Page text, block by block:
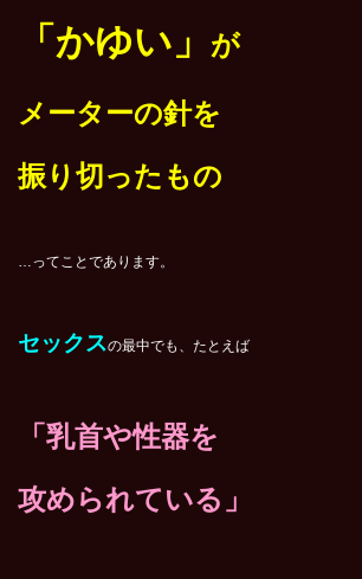
「かゆい」 が
メーターの針を
振り切った もの
…ってことであります。
セックスの最中でも、たとえば
「乳首や性器を
攻められている」